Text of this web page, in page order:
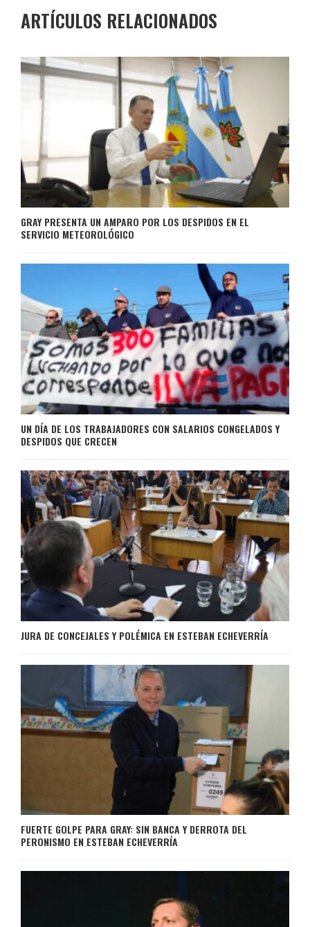
ARTÍCULOS RELACIONADOS
GRAY PRESENTA UN AMPARO POR LOS DESPIDOS EN EL
SERVICIO METEOROLÓGICO
UN DÍA DE LOS TRABAJADORES CON SALARIOS CONGELADOS Y
DESPIDOS QUE CRECEN
JURA DE CONCEJALES Y POLÉMICA EN ESTEBAN ECHEVERRÍA
FUERTE GOLPE PARA GRAY: SIN BANCA Y DERROTA DEL
PERONISMO EN ESTEBAN ECHEVERRÍA